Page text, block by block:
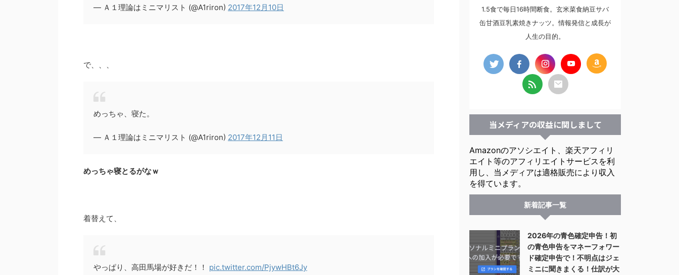
— Ａ１理論はミニマリスト (@A1riron) 2017年12月10日
で、、、
めっちゃ、寝た。
— Ａ１理論はミニマリスト (@A1riron) 2017年12月11日
めっちゃ寝とるがなｗ
着替えて、
やっぱり、高田馬場が好きだ！！ pic.twitter.com/PjywHBt6Jy
1.5食で毎日16時間断食。玄米菜食納豆サバ
缶甘酒豆乳素焼きナッツ。情報発信と成長が
人生の目的。
当メディアの収益に関しまして
Amazonのアソシエイト、楽天アフィリ
エイト等のアフィリエイトサービスを利
用し、当メディアは適格販売により収入
を得ています。
新着記事一覧
2026年の青色確定申告！初
の青色申告をマネーフォワー
ド確定申告で！不明点はジェ
ミニに聞きまくる！仕訳が大